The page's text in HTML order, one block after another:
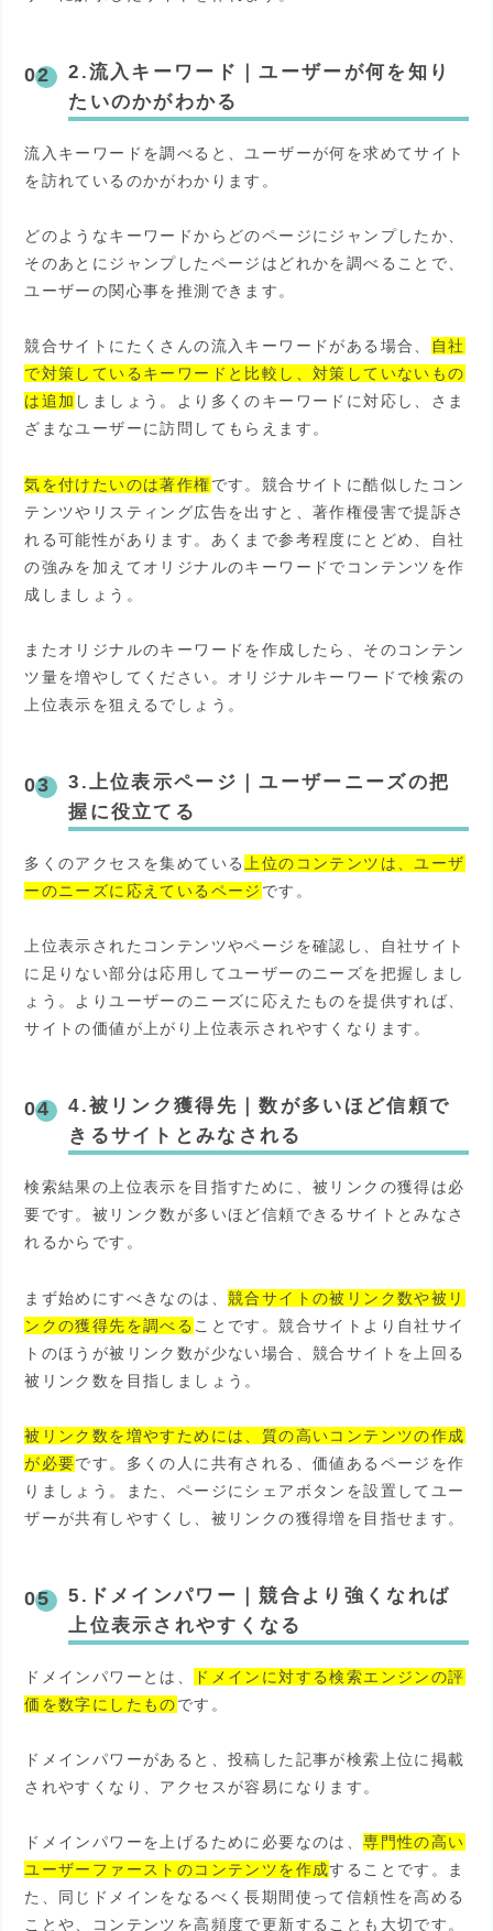
2.流入キーワード ｜ユーザーが何を知り
たいのかがわかる
流入キーワードを調べると、ユーザーが何を求めてサイト
を訪れているのかがわかります。
どのようなキーワードからどのページにジャンプしたか、
そのあとにジャンプしたページはどれかを調べることで、
ユーザーの関心事を推測できます。
競合サイトにたくさんの流入キーワードがある場合、
自社
で対策しているキーワードと比較し、対策していないもの
は追加 しましょう。より多くのキーワードに対応し、さま
ざまなユーザーに訪問してもらえます。
気を付けたいのは著作権です。競合サイトに酷似したコン
テンツやリスティング広告を出すと、著作権侵害で提訴さ
れる可能性があります。あくまで参考程度にとどめ、自社
の強みを加えてオリジナルのキーワードでコンテンツを作
成しましょう。
またオリジナルのキーワードを作成したら、そのコンテン
ツ量を増やしてください。オリジナルキーワードで検索の
上位表示を狙えるでしょう。
3.上位表示ページ ｜ユーザーニーズの把
握に役立てる
多くのアクセスを集めている
上位のコンテンツは、ユーザ
ーのニーズに応えているページ です。
上位表示されたコンテンツやページを確認し、自社サイト
に足りない部分は応用してユーザーのニーズを把握しまし
ょう。よりユーザーのニーズに応えたものを提供すれば、
サイトの価値が上がり上位表示されやすくなります。
4.被リンク獲得先 ｜数が多いほど信頼で
きるサイトとみなされる
検索結果の上位表示を目指すために、被リンクの獲得は必
要です。被リンク数が多いほど信頼できるサイトとみなさ
れるからです。
まず始めにすべきなのは、競合サイトの被リンク数や被リ
ンクの獲得先を調べる ことです。競合サイトより自社サイ
トのほうが被リンク数が少ない場合、競合サイトを上回る
被リンク数を目指しましょう。
被リンク数を増やすためには、質の高いコンテンツの作成
が必要です。多くの人に共有される、価値あるページを作
りましょう。また、ページにシェアボタンを設置してユー
ザーが共有しやすくし、被リンクの獲得増を目指せます。
5.ドメインパワー ｜競合より強くなれば
上位表示されやすくなる
ドメインパワーとは、
ドメインに対する検索エンジンの評
価を数字にしたものです。
ドメインパワーがあると、投稿した記事が検索上位に掲載
されやすくなり、アクセスが容易になります。
ドメインパワーを上げるために必要なのは、専門性の高い
ユーザーファーストのコンテンツを作成することです。ま
た、同じドメインをなるべく長期間使って信頼性を高める
ことや、コンテンツを高頻度で更新することも大切です。